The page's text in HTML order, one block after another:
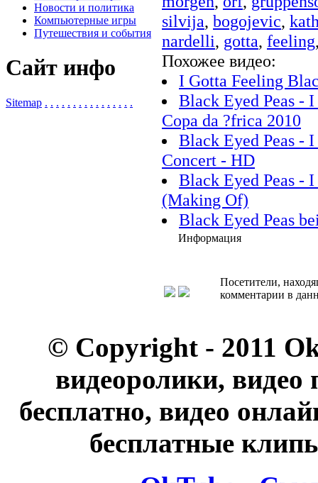
Новости и политика
Компьютерные игры
Путешествия и события
Сайт инфо
Sitemap . . . . . . . . . . . . . . . .
silvija, bogojevic,
nardelli, gotta, feeling
Похожее видео:
I Gotta Feeling
Black Eyed Peas -
Copa da ?frica 2010
Black Eyed Peas -
Concert - HD
Black Eyed Peas -
(Making Of)
Black Eyed Peas
Информация
Посетители,
комментарии в
© Copyright - 2011
видеоролики, видео
бесплатно, видео
бесплатные